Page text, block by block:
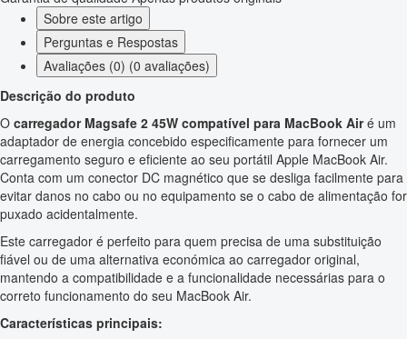
Sobre este artigo
Perguntas e Respostas
Avaliações (0) (0 avaliações)
Descrição do produto
O carregador Magsafe 2 45W compatível para MacBook Airé um
adaptador de energia concebido especificamente para fornecer um
carregamento seguro e eficiente ao seu portátil Apple MacBook Air.
Conta com um conector DC magnético que se desliga facilmente para
evitar danos no cabo ou no equipamento se o cabo de alimentação for
puxado acidentalmente.
Este carregador é perfeito para quem precisa de uma substituição
fiável ou de uma alternativa económica ao carregador original,
mantendo a compatibilidade e a funcionalidade necessárias para o
correto funcionamento do seu MacBook Air.
Características principais: